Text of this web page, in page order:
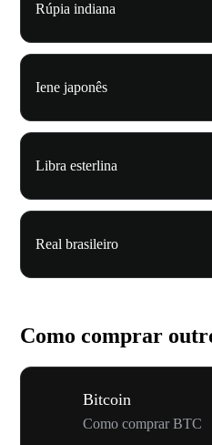
Rúpia indiana
Iene japonês
Libra esterlina
Real brasileiro
Como comprar
Bitcoin
Como comprar BTC